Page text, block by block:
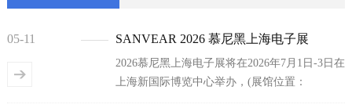
05-11 SANVEAR 2026 慕尼黑上海电子展
2026慕尼黑上海电子展将在2026年7月1日-3日在
上海新国际博览中心举办，(展馆位置：